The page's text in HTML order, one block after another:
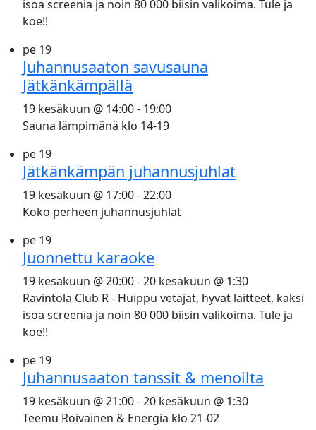
isoa screenia ja noin 80 000 biisin valikoima. Tule ja
koe!!
pe 19
Juhannusaaton savusauna
Jätkänkämpällä
19 kesäkuun @ 14:00- 19:00
Sauna lämpimänä klo 14-19
pe 19
Jätkänkämpän juhannusjuhlat
19 kesäkuun @ 17:00-22:00
Koko perheen juhannusjuhlat
pe 19
Juonnettu karaoke
19 kesäkuun @ 20:00-20 kesäkuun @ 1:30
Ravintola Club R - Huippu vetäjät, hyvät laitteet, kaksi
isoa screenia ja noin 80 000 biisin valikoima. Tule ja
koe!!
pe 19
Juhannusaaton tanssit & menoilta
19 kesäkuun @ 21:00-20 kesäkuun @ 1:30
Teemu Roivainen & Energia klo 21-02